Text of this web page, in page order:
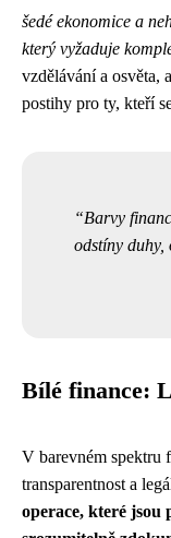
šedé ekonomice a
který vyžaduje
vzdělávání a osvěta,
postihy pro ty, kteří
Barvy
odstíny duhy,
Bílé finance:
V barevném spektru
transparentnost a
operace, které jsou